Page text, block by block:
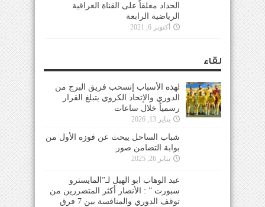
الحداد معلقاً على القناة العراقية
الرياضية الرابعة
أكتوبر 6, 2021
لقاء
لهذه الأسباب إنسحب فريق البرج من
الدوري والإتحاد الكروي يتبلغ القرار
رسمياً خلال ساعات
يناير 13, 2026
شباب الساحل يبحث عن فوزه الأول من
بوابة التضامن صور
يناير 26, 2025
عبد الوهاب ابو الهيل لـ”المايسترو
سبورت ” : الأنصار أكثر المتضررين من
توقف الدوري والمنافسة بين 7 فرق